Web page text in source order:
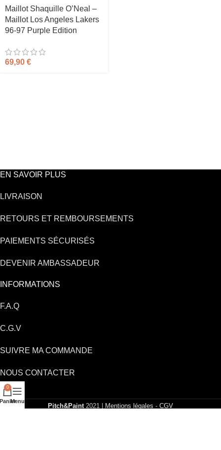
Maillot Shaquille O’Neal –
Maillot Los Angeles Lakers
96-97 Purple Edition
69,90 €
EN SAVOIR PLUS
LIVRAISON
RETOURS ET REMBOURSEMENTS
PAIEMENTS SÉCURISÉS
DEVENIR AMBASSADEUR
INFORMATIONS
F.A.Q
C.G.V
SUIVRE MA COMMANDE
NOUS CONTACTER
Pitch&Paint 2021 | Mentions légales - CGV
0
Menu